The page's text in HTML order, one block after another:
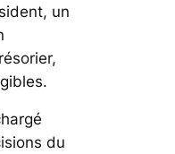
un
du